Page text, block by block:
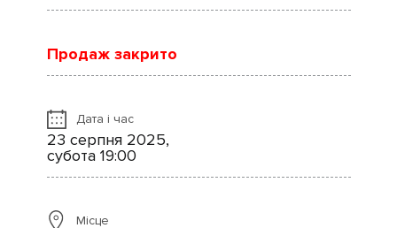
Продаж закрито
Дата і час
23 серпня 2025,
субота 19:00
Місце